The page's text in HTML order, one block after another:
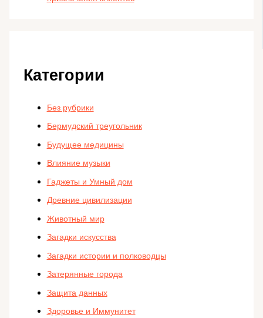
Категории
Без рубрики
Бермудский треугольник
Будущее медицины
Влияние музыки
Гаджеты и Умный дом
Древние цивилизации
Животный мир
Загадки искусства
Загадки истории и полководцы
Затерянные города
Защита данных
Здоровье и Иммунитет